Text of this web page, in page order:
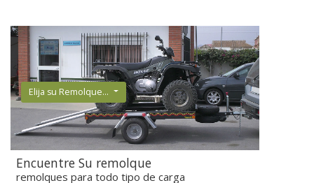
Encuentre Su remolque
remolques para todo tipo de carga
Elija su Remolque...